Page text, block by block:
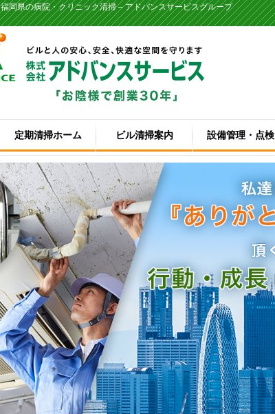
福岡県の病院・クリニック清掃 – アドバンスサービスグループ
定期清掃ホーム ビル清掃案内 設備管理・点検